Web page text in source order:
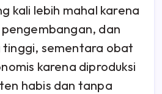
kali lebih mahal karena
dan
tinggi, sementara obat
karena diproduksi
habis dan tanpa